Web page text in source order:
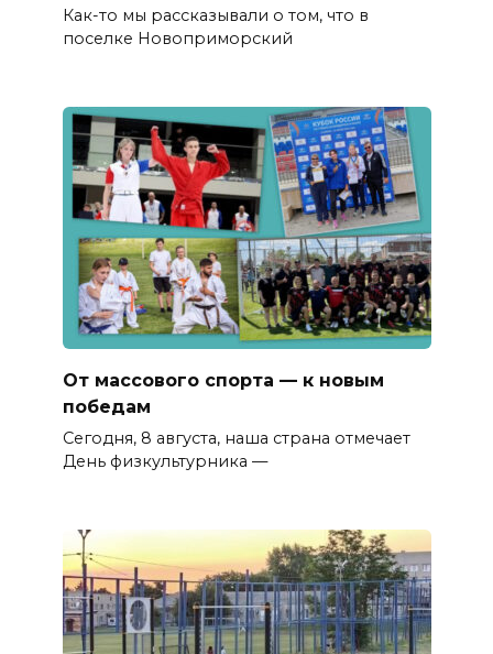
Как-то мы рассказывали о том, что в
поселке Новоприморский
От массового спорта — к новым
победам
Сегодня, 8 августа, наша страна отмечает
День физкультурника —